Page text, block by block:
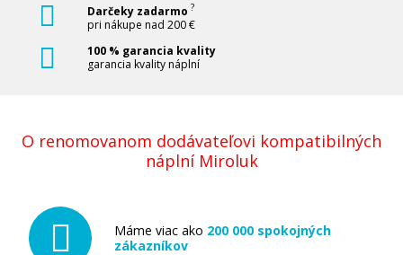
Darčeky zadarmo ?
pri nákupe nad 200 €
100 % garancia kvality
garancia kvality náplní
O renomovanom dodávateľovi kompatibilných
náplní Miroluk
Máme viac ako 200 000 spokojných
zákazníkov